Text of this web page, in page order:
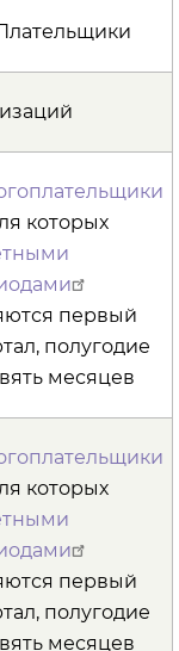
которых
первый
полугодие
месяцев
которых
первый
полугодие
месяцев